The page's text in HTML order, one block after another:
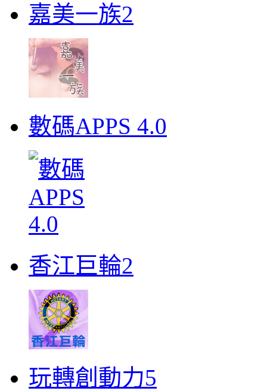
嘉美一族2
數碼APPS 4.0
香江巨輪2
玩轉創動力5